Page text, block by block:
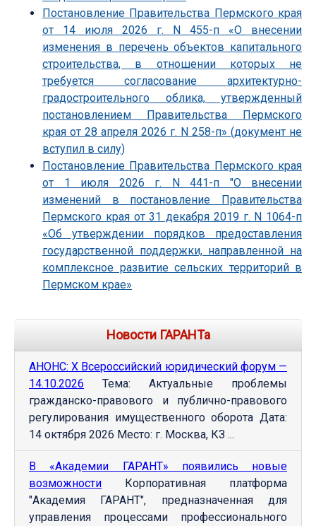
Постановление Правительства Пермского края
от 14 июля 2026 г. N 455-п «О внесении
изменения в перечень объектов капитального
строительства, в отношении которых не
требуется согласование архитектурно-
градостроительного облика, утвержденный
постановлением Правительства Пермского
края от 28 апреля 2026 г. N 258-п» (документ не
вступил в силу)
Постановление Правительства Пермского края
от 1 июля 2026 г. N 441-п "О внесении
изменений в постановление Правительства
Пермского края от 31 декабря 2019 г. N 1064-п
«Об утверждении порядков предоставления
государственной поддержки, направленной на
комплексное развитие сельских территорий в
Пермском крае»
Новости ГАРАНТа
АНОНС: Х Всероссийский юридический форум —
14.10.2026 Тема: Актуальные проблемы
гражданско-правового и публично-правового
регулирования имущественного оборота Дата:
14 октября 2026 Место: г. Москва, КЗ ...
В «Академии ГАРАНТ» появились новые
возможности Корпоративная платформа
"Академия ГАРАНТ", предназначенная для
управления процессами профессионального